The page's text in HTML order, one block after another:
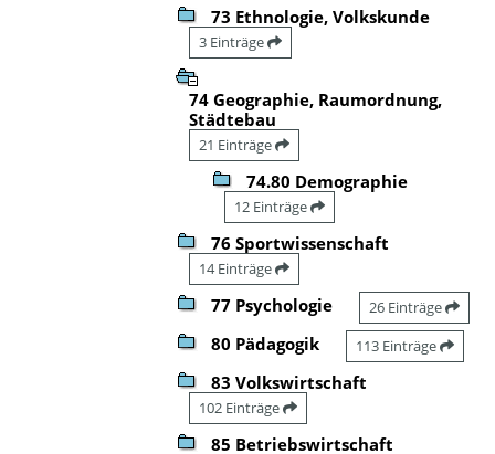
73 Ethnologie, Volkskunde
3 Einträge
74 Geographie, Raumordnung,
Städtebau
21 Einträge
74.80 Demographie
12 Einträge
76 Sportwissenschaft
14 Einträge
77 Psychologie 26 Einträge
80 Pädagogik 113 Einträge
83 Volkswirtschaft
102 Einträge
85 Betriebswirtschaft